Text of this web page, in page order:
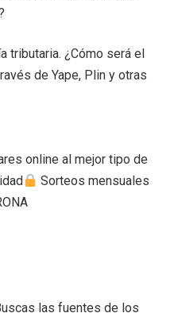
tributaria. ¿Cómo será el
de Yape, Plin y otras
online al mejor tipo de
Sorteos mensuales
las fuentes de los